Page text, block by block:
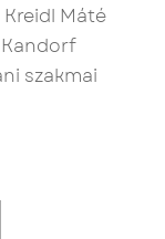
Máté
szakmai